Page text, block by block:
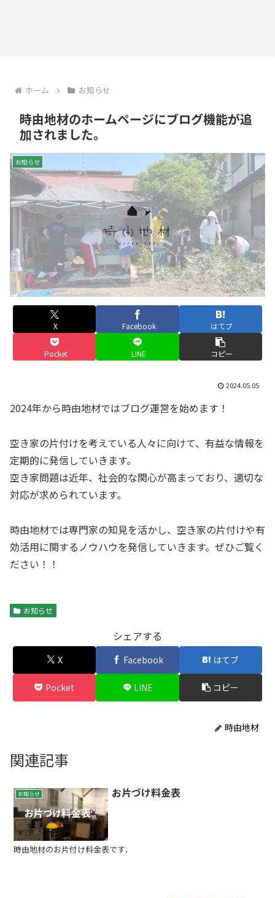
ホーム お知らせ
時由地材のホームページにブログ機能が追
加されました。
お知らせ
X Facebook はてブ
Pocket LINE コピー
2024.05.05
2024年から時由地材ではブログ運営を始めます！
空き家の片付けを考えている人々に向けて、有益な情報を
定期的に発信していきます。
空き家問題は近年、社会的な関心が高まっており、適切な
対応が求められています。
時由地材では専門家の知見を活かし、空き家の片付けや有
効活用に関するノウハウを発信していきます。ぜひご覧く
ださい！！
お知らせ
シェアする
X Facebook はてブ
Pocket LINE コピー
時由地材
関連記事
お知らせ お片づけ料金表
時由地材のお片付け料金表です．